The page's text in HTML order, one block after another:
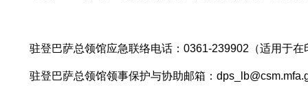
驻登巴萨总领馆应急联络电话： 0361-239902（适用于在
驻登巴萨总领馆领事保护与协助邮箱：